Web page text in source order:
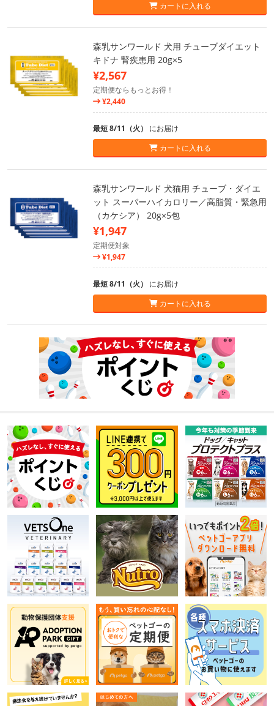
カートに入れる
森乳サンワールド 犬用 チューブダイエット
キドナ 腎疾患用 20g×5
¥2,567
定期便ならもっとお得！
¥2,440
最短 8/11（火） にお届け
カートに入れる
森乳サンワールド 犬猫用 チューブ・ダイエ
ット スーパーハイカロリー／高脂質・緊急用
（カケシア） 20g×5包
¥1,947
定期便対象
¥1,947
最短 8/11（火） にお届け
カートに入れる